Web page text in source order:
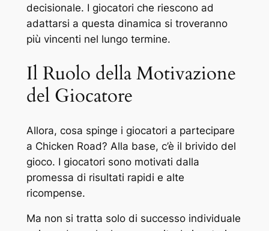
decisionale. I giocatori che riescono ad
adattarsi a questa dinamica si troveranno
più vincenti nel lungo termine.
Il Ruolo della Motivazione
del Giocatore
Allora, cosa spinge i giocatori a partecipare
a Chicken Road? Alla base, c’è il brivido del
gioco. I giocatori sono motivati dalla
promessa di risultati rapidi e alte
ricompense.
Ma non si tratta solo di successo individuale